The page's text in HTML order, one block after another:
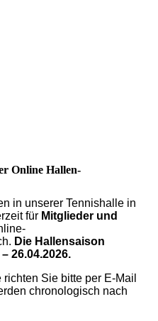
Online Hallen-
in unserer Tennishalle in
für Mitglieder und
Die Hallensaison
26.04.2026.
Sie bitte per E-Mail
chronologisch nach